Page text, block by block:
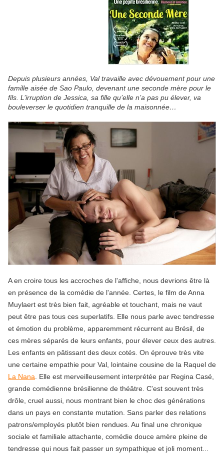
Depuis plusieurs années, Val travaille avec dévouement pour une
famille aisée de Sao Paulo, devenant une seconde mère pour le
fils. L’irruption de Jessica, sa fille qu’elle n’a pas pu élever, va
bouleverser le quotidien tranquille de la maisonnée…
A en croire tous les accroches de l'affiche, nous devrions être là
en présence de la comédie de l'année. Certes, le film de Anna
Muylaert est très bien fait, agréable et touchant, mais ne vaut
peut être pas tous ces superlatifs. Elle nous parle avec tendresse
et émotion du problème, apparemment récurrent au Brésil, de
ces mères séparés de leurs enfants, pour élever ceux des autres.
Les enfants en pâtissant des deux cotés. On éprouve très vite
une certaine empathie pour Val, lointaine cousine de la Raquel de
La Nana . Elle est merveilleusement interprétée par Regina Casé,
grande comédienne brésilienne de théâtre. C'est souvent très
drôle, cruel aussi, nous montrant bien le choc des générations
dans un pays en constante mutation. Sans parler des relations
patrons/employés plutôt bien rendues. Au final une chronique
sociale et familiale attachante, comédie douce amère pleine de
tendresse qui nous fait passer un sympathique et joli moment...